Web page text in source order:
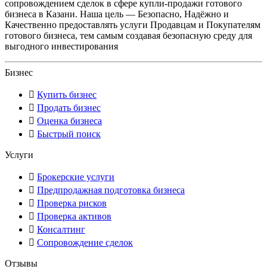
сопровождением сделок в сфере купли-продажи готового
бизнеса в Казани. Наша цель — Безопасно, Надёжно и
Качественно предоставлять услуги Продавцам и Покупателям
готового бизнеса, тем самым создавая безопасную среду для
выгодного инвестирования
Бизнес
Купить бизнес
Продать бизнес
Оценка бизнеса
Быстрый поиск
Услуги
Брокерские услуги
Предпродажная подготовка бизнеса
Проверка рисков
Проверка активов
Консалтинг
Сопровождение сделок
Отзывы